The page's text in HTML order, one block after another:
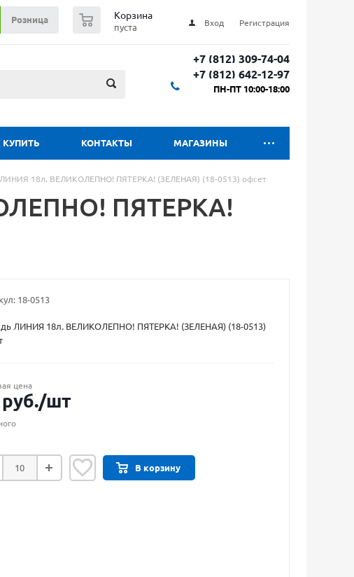
Вход Регистрация
Корзина
пуста
Розница
+7 (812) 309-74-04
+7 (812) 642-12-97
ПН-ПТ 10:00-18:00
КУПИТЬ КОНТАКТЫ МАГАЗИНЫ
ЛИНИЯ 18л. ВЕЛИКОЛЕПНО! ПЯТЕРКА! (ЗЕЛЕНАЯ) (18-0513) офсет
ПЯТЕРКА!
18-0513
ЛИНИЯ 18л. ВЕЛИКОЛЕПНО! ПЯТЕРКА! (ЗЕЛЕНАЯ) (18-0513)
цена
руб./шт
В корзину